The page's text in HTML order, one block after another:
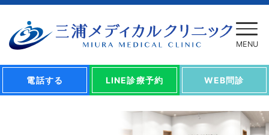
電話する LINE診療予約 WEB問診